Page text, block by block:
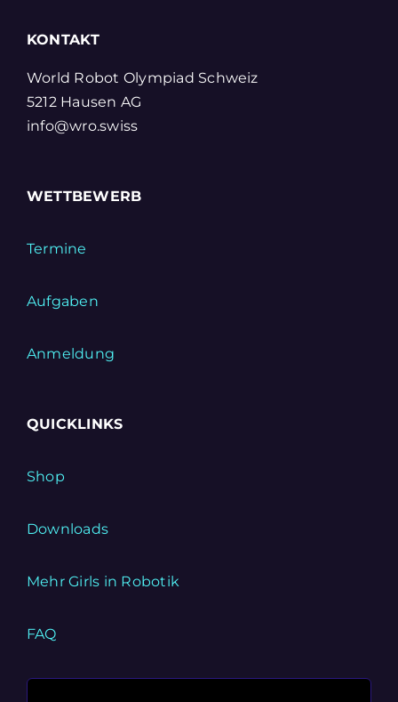
KONTAKT
World Robot Olympiad Schweiz
5212 Hausen AG
info@wro.swiss
WETTBEWERB
Termine
Aufgaben
Anmeldung
QUICKLINKS
Shop
Downloads
Mehr Girls in Robotik
FAQ